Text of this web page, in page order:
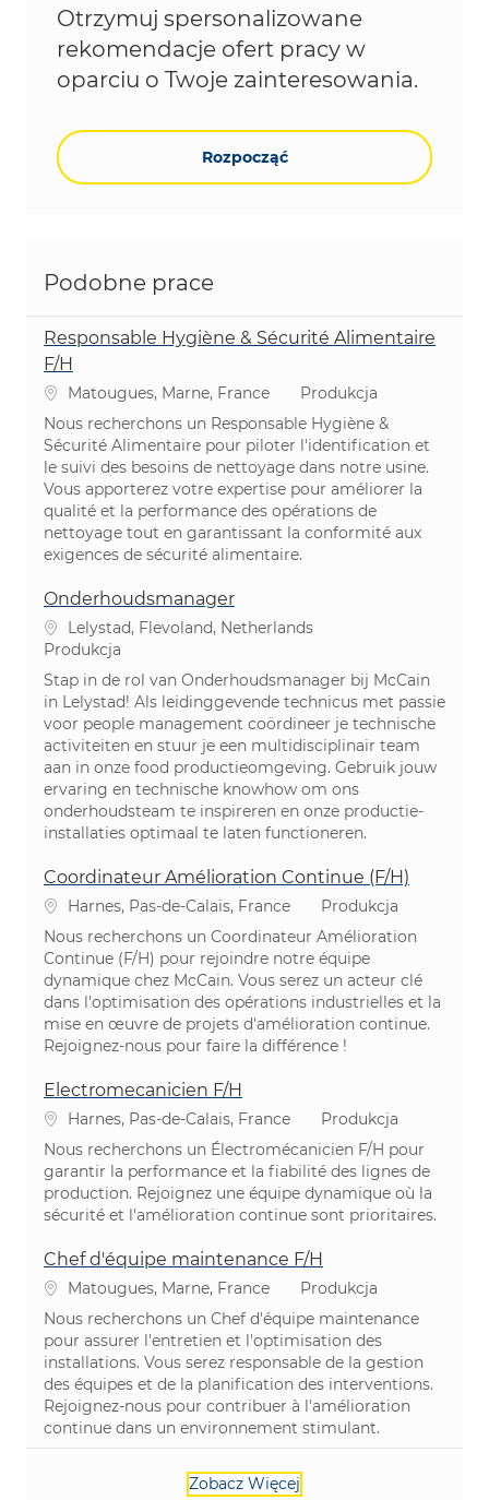
Otrzymuj spersonalizowane
rekomendacje ofert pracy w
oparciu o Twoje zainteresowania.
Rozpocząć
Podobne prace
Responsable Hygiène & Sécurité Alimentaire
F/H
Lokalizacja
Matougues, Marne, France Kategoria
Produkcja
Nous recherchons un Responsable Hygiène &
Sécurité Alimentaire pour piloter l'identification et
le suivi des besoins de nettoyage dans notre usine.
Vous apporterez votre expertise pour améliorer la
qualité et la performance des opérations de
nettoyage tout en garantissant la conformité aux
exigences de sécurité alimentaire.
Onderhoudsmanager
Lokalizacja
Lelystad, Flevoland, Netherlands
Kategoria
Produkcja
Stap in de rol van Onderhoudsmanager bij McCain
in Lelystad! Als leidinggevende technicus met passie
voor people management coördineer je technische
activiteiten en stuur je een multidisciplinair team
aan in onze food productieomgeving. Gebruik jouw
ervaring en technische knowhow om ons
onderhoudsteam te inspireren en onze productie-
installaties optimaal te laten functioneren.
Coordinateur Amélioration Continue (F/H)
Lokalizacja
Harnes, Pas-de-Calais, France Kategoria
Produkcja
Nous recherchons un Coordinateur Amélioration
Continue (F/H) pour rejoindre notre équipe
dynamique chez McCain. Vous serez un acteur clé
dans l'optimisation des opérations industrielles et la
mise en œuvre de projets d'amélioration continue.
Rejoignez-nous pour faire la différence !
Electromecanicien F/H
Lokalizacja
Harnes, Pas-de-Calais, France Kategoria
Produkcja
Nous recherchons un Électromécanicien F/H pour
garantir la performance et la fiabilité des lignes de
production. Rejoignez une équipe dynamique où la
sécurité et l'amélioration continue sont prioritaires.
Chef d'équipe maintenance F/H
Lokalizacja
Matougues, Marne, France Kategoria
Produkcja
Nous recherchons un Chef d'équipe maintenance
pour assurer l'entretien et l'optimisation des
installations. Vous serez responsable de la gestion
des équipes et de la planification des interventions.
Rejoignez-nous pour contribuer à l'amélioration
continue dans un environnement stimulant.
Zobacz Więcej